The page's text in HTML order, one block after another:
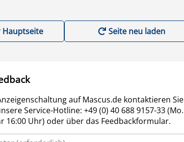
Hauptseite Seite neu laden
auf Mascus.de kontaktieren Sie
Service-Hotline: +49 (0) 40 688 9157-33 (Mo.
16:00 Uhr) oder über das Feedbackformular.